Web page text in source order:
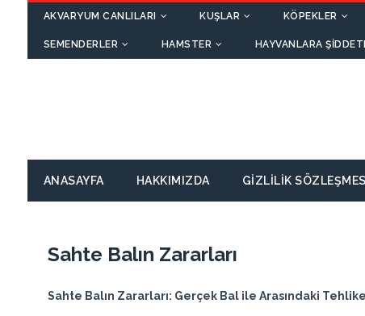
AKVARYUM CANLILARI KUŞLAR KÖPEKLER
SEMENDERLER HAMSTER HAYVANLARA
ANASAYFA HAKKIMIZDA GIZLILIK
Sahte Balın Zararları
Sahte Balın Zararları: Gerçek Bal ile Arasındaki